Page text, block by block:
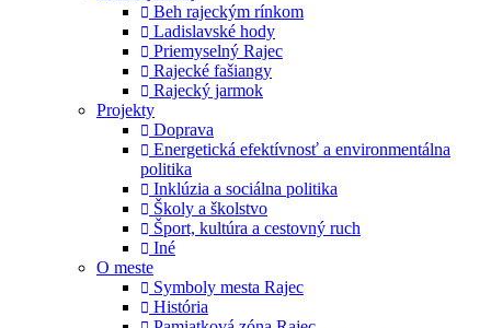
Beh rajeckým rínkom
Ladislavské hody
Priemyselný Rajec
Rajecké fašiangy
Rajecký jarmok
Projekty
Doprava
Energetická efektívnosť a environmentálna
politika
Inklúzia a sociálna politika
Školy a školstvo
Šport, kultúra a cestovný ruch
Iné
O meste
Symboly mesta Rajec
História